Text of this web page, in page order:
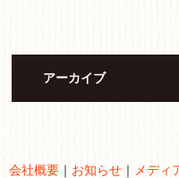
アーカイブ
会社概要 ｜ お知らせ ｜ メディ